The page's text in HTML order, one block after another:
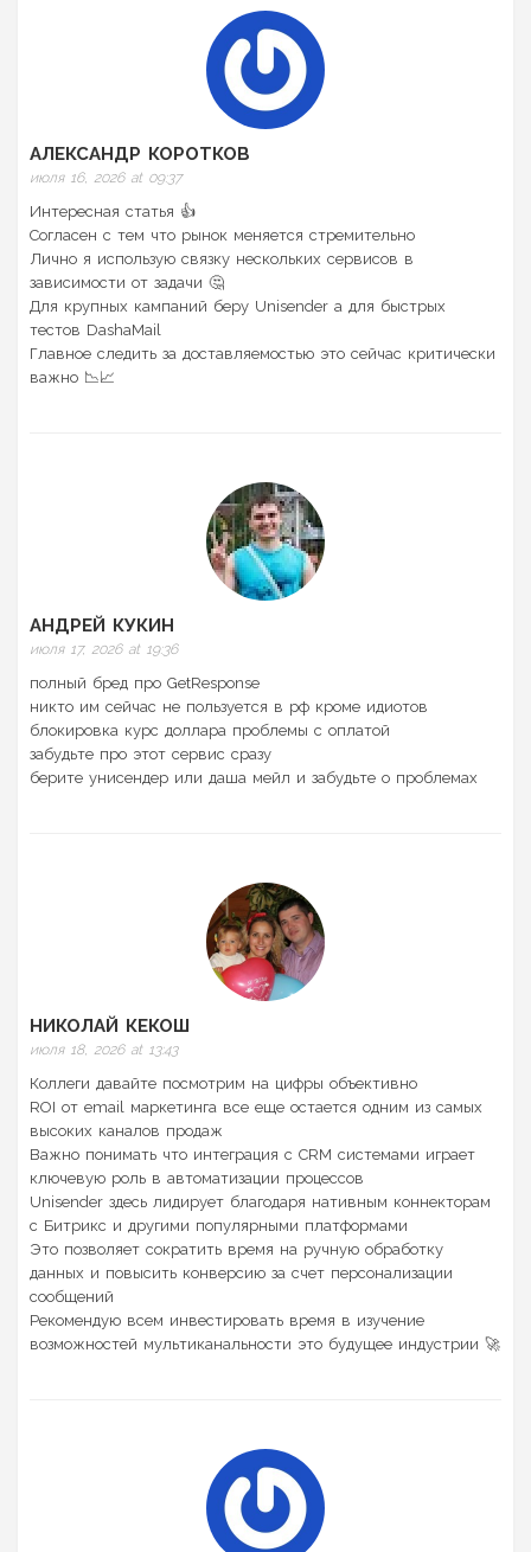
АЛЕКСАНДР КОРОТКОВ
июля 16, 2026 at 09:37
Интересная статья 👍
Согласен с тем что рынок меняется стремительно
Лично я использую связку нескольких сервисов в
зависимости от задачи 🤔
Для крупных кампаний беру Unisender а для быстрых
тестов DashaMail
Главное следить за доставляемостью это сейчас критически
важно 📉📈
АНДРЕЙ КУКИН
июля 17, 2026 at 19:36
полный бред про GetResponse
никто им сейчас не пользуется в рф кроме идиотов
блокировка курс доллара проблемы с оплатой
забудьте про этот сервис сразу
берите унисендер или даша мейл и забудьте о проблемах
НИКОЛАЙ КЕКОШ
июля 18, 2026 at 13:43
Коллеги давайте посмотрим на цифры объективно
ROI от email маркетинга все еще остается одним из самых
высоких каналов продаж
Важно понимать что интеграция с CRM системами играет
ключевую роль в автоматизации процессов
Unisender здесь лидирует благодаря нативным коннекторам
с Битрикс и другими популярными платформами
Это позволяет сократить время на ручную обработку
данных и повысить конверсию за счет персонализации
сообщений
Рекомендую всем инвестировать время в изучение
возможностей мультиканальности это будущее индустрии 🚀